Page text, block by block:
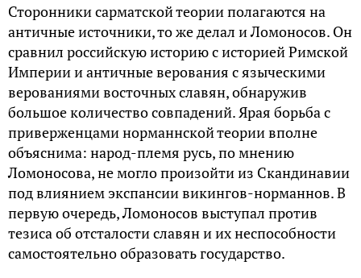
Сторонники сарматской теории полагаются на
античные источники, то же делал и Ломоносов. Он
сравнил российскую историю с историей Римской
Империи и античные верования с языческими
верованиями восточных славян, обнаружив
большое количество совпадений. Ярая борьба с
приверженцами норманнской теории вполне
объяснима: народ-племя русь, по мнению
Ломоносова, не могло произойти из Скандинавии
под влиянием экспансии викингов-норманнов. В
первую очередь, Ломоносов выступал против
тезиса об отсталости славян и их неспособности
самостоятельно образовать государство.